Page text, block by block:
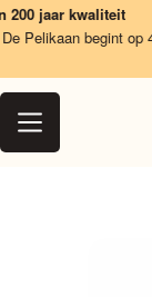
Ga
naar
inhoud
jaar kwaliteit
begint op 4